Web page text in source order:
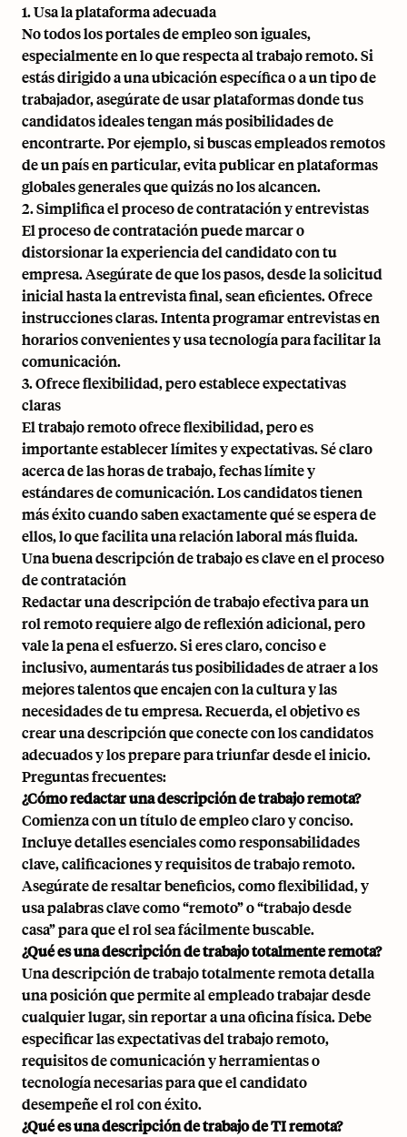
1. Usa la plataforma adecuada
No todos los portales de empleo son iguales,
especialmente en lo que respecta al trabajo remoto. Si
estás dirigido a una ubicación específica o a un tipo de
trabajador, asegúrate de usar plataformas donde tus
candidatos ideales tengan más posibilidades de
encontrarte. Por ejemplo, si buscas empleados remotos
de un país en particular, evita publicar en plataformas
globales generales que quizás no los alcancen.
2. Simplifica el proceso de contratación y entrevistas
El proceso de contratación puede marcar o
distorsionar la experiencia del candidato con tu
empresa. Asegúrate de que los pasos, desde la solicitud
inicial hasta la entrevista final, sean eficientes. Ofrece
instrucciones claras. Intentaprogramar entrevistasen
horarios convenientes y usa tecnología para facilitar la
comunicación.
3. Ofrece flexibilidad, pero establece expectativas
claras
El trabajo remoto ofrece flexibilidad, pero es
importante establecer límites y expectativas. Sé claro
acerca de las horas de trabajo, fechas límite y
estándares de comunicación. Los candidatos tienen
más éxito cuando saben exactamente qué se espera de
ellos, lo que facilita una relación laboral más fluida.
Una buena descripción de trabajo es clave en el proceso
de contratación
Redactar una descripción de trabajo efectiva para un
rol remoto requiere algo de reflexión adicional, pero
vale la pena el esfuerzo. Si eres claro, conciso e
inclusivo, aumentarás tus posibilidades de atraer a los
mejores talentos que encajen con la cultura y las
necesidades de tu empresa. Recuerda, el objetivo es
crear una descripción que conecte con los candidatos
adecuados y los prepare para triunfar desde el inicio.
Preguntas frecuentes:
¿Cómo redactar una descripción de trabajo remota?
Comienza con un título de empleo claro y conciso.
Incluye detalles esenciales como responsabilidades
clave, calificaciones y requisitos de trabajo remoto.
Asegúrate de resaltar beneficios, como flexibilidad, y
usa palabras clave como “remoto” o “trabajo desde
casa” para que el rol sea fácilmente buscable.
¿Qué es una descripción de trabajo totalmente remota?
Una descripción de trabajo totalmente remota detalla
una posición que permite al empleado trabajar desde
cualquier lugar, sin reportar a una oficina física. Debe
especificar las expectativas del trabajo remoto,
requisitos de comunicación y herramientas o
tecnología necesarias para que el candidato
desempeñe el rol con éxito.
¿Qué es una descripción de trabajo de TI remota?